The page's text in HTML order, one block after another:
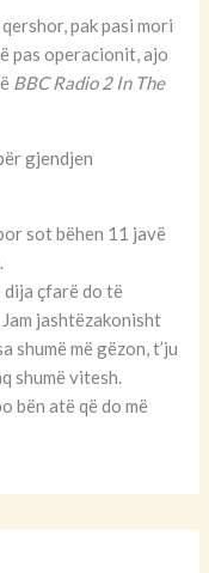
pak pasi mori
pas operacionit, ajo
BBC Radio 2 In The
gjendjen
sot bëhen 11 javë
dija çfarë do të
jashtëzakonisht
shumë më gëzon, t’ju
shumë vitesh.
bën atë që do më